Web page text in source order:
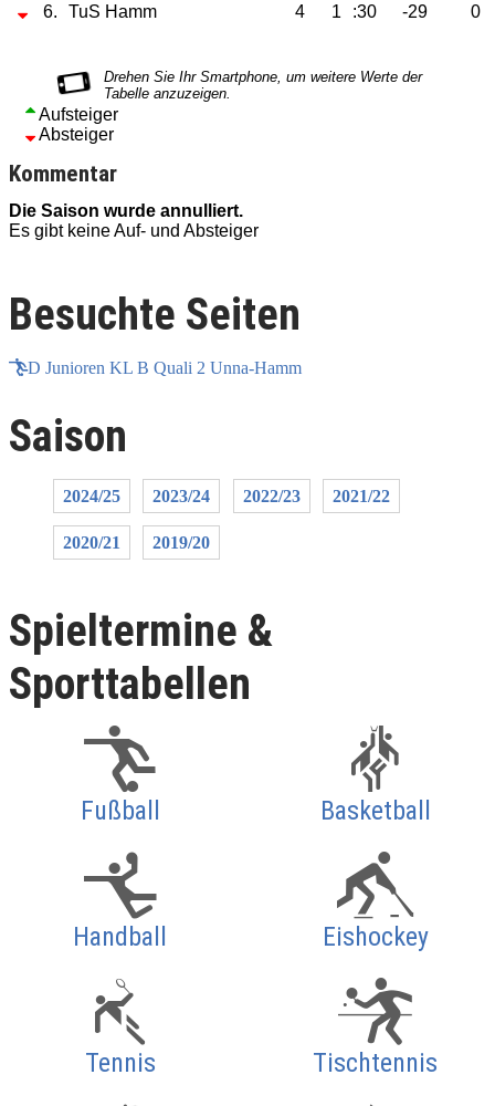
6.
TuS Hamm 4 1 :30 -29 0
Aufsteiger
Absteiger
Kommentar
Die Saison wurde annulliert.
Es gibt keine Auf- und Absteiger
Besuchte Seiten
D Junioren KL B Quali 2 Unna-Hamm
Saison
2024/25 2023/24 2022/23 2021/22
2020/21 2019/20
Spieltermine &
Sporttabellen
Fußball Basketball
Handball Eishockey
Tennis Tischtennis